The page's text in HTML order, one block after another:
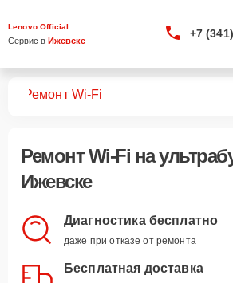
Lenovo Official
Сервис в Ижевске
+7
Ремонт Wi-Fi
Ремонт Wi-Fi на
Ижевске
Диагностика бесплатно
даже при отказе от ремонта
Бесплатная доставка